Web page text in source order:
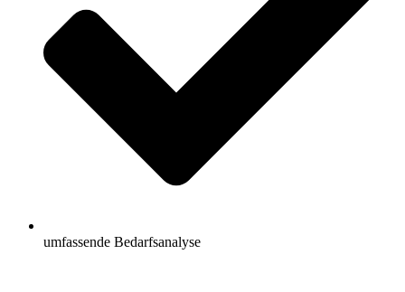
umfassende Bedarfsanalyse